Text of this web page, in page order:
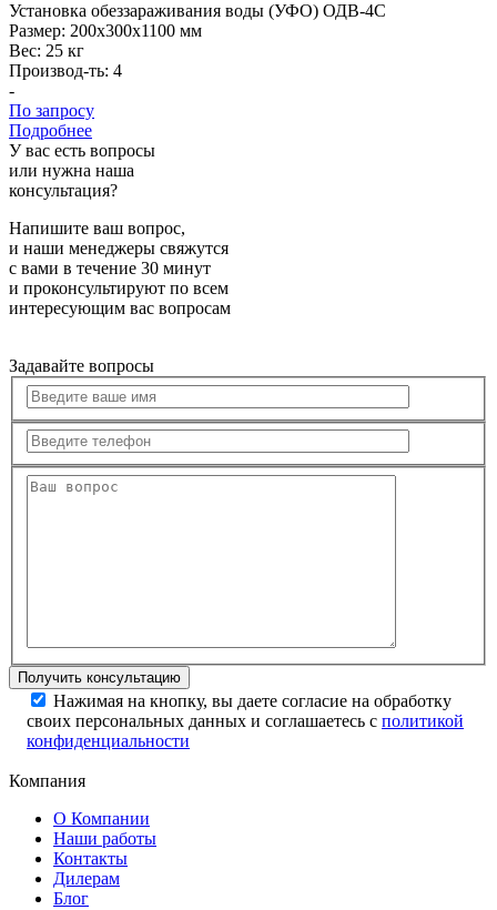
Установка обеззараживания воды (УФО) ОДВ-4С
Размер: 200x300x1100 мм
Вес: 25 кг
Производ-ть: 4
-
По запросу
Подробнее
У вас есть вопросы
или нужна наша
консультация?
Напишите ваш вопрос,
и наши менеджеры свяжутся
с вами в течение 30 минут
и проконсультируют по всем
интересующим вас вопросам
Задавайте вопросы
Нажимая на кнопку, вы даете согласие на обработку
своих персональных данных и соглашаетесь с политикой
конфиденциальности
Компания
О Компании
Наши работы
Контакты
Дилерам
Блог